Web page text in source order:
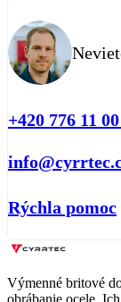
+420 776 11
Rýchla pomoc
Výmenné britové